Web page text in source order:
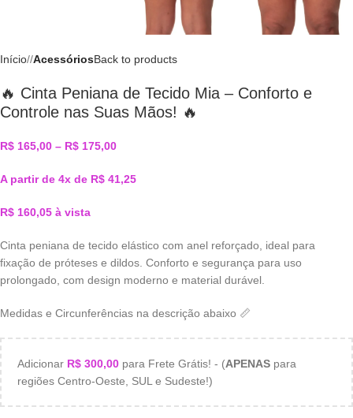
Início/ AcessóriosBack to products
🔥 Cinta Peniana de Tecido Mia – Conforto e
Controle nas Suas Mãos! 🔥
R$ 165,00 – R$ 175,00
A partir de 4x de R$ 41,25
R$ 160,05 à vista
Cinta peniana de tecido elástico com anel reforçado, ideal para
fixação de próteses e dildos. Conforto e segurança para uso
prolongado, com design moderno e material durável.
Medidas e Circunferências na descrição abaixo 📏
Adicionar R$ 300,00 para Frete Grátis! - (APENAS para
regiões Centro-Oeste, SUL e Sudeste!)